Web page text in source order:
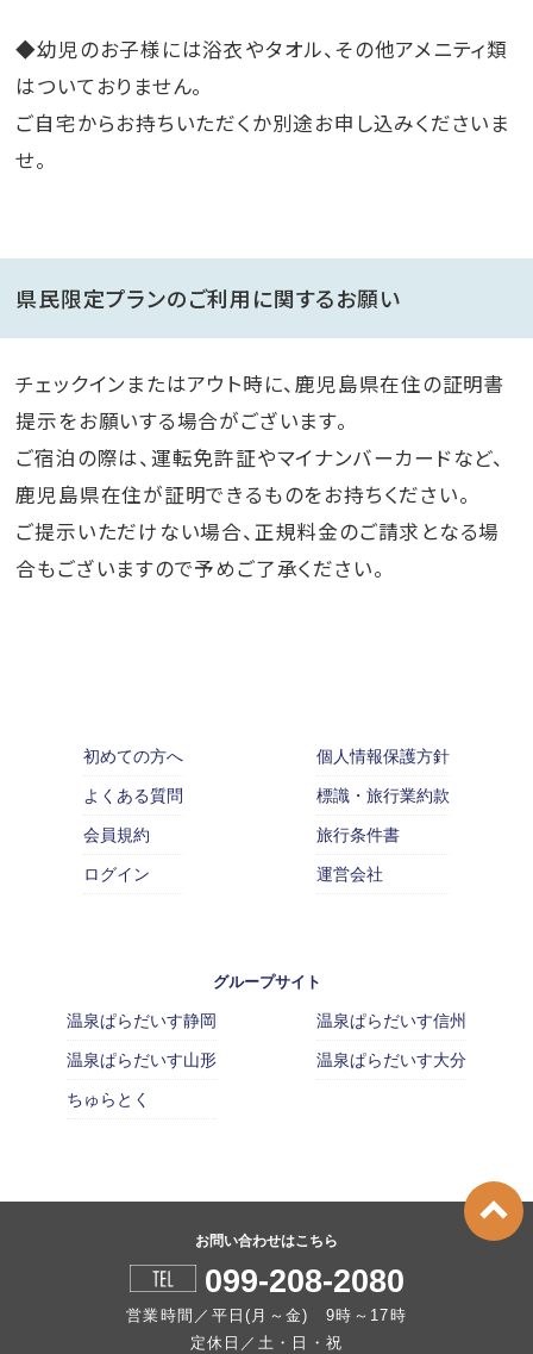
◆幼児のお子様には浴衣やタオル、その他アメニティ類
はついておりません。
ご自宅からお持ちいただくか別途お申し込みくださいま
せ。
県民限定プランのご利用に関するお願い
チェックインまたはアウト時に、鹿児島県在住の証明書
提示をお願いする場合がございます。
ご宿泊の際は、運転免許証やマイナンバーカードなど、
鹿児島県在住が証明できるものをお持ちください。
ご提示いただけない場合、正規料金のご請求となる場
合もございますので予めご了承ください。
初めての方へ
よくある質問
会員規約
ログイン
個人情報保護方針
標識・旅行業約款
旅行条件書
運営会社
グループサイト
温泉ぱらだいす静岡
温泉ぱらだいす山形
ちゅらとく
温泉ぱらだいす信州
温泉ぱらだいす大分
お問い合わせはこちら
099-208-2080
営業時間／平日(月～金) 9時～17時
定休日／土・日・祝